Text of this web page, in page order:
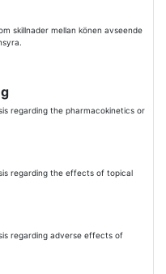
skillnader mellan könen avseende
regarding the pharmacokinetics or
regarding the effects of topical
regarding adverse effects of